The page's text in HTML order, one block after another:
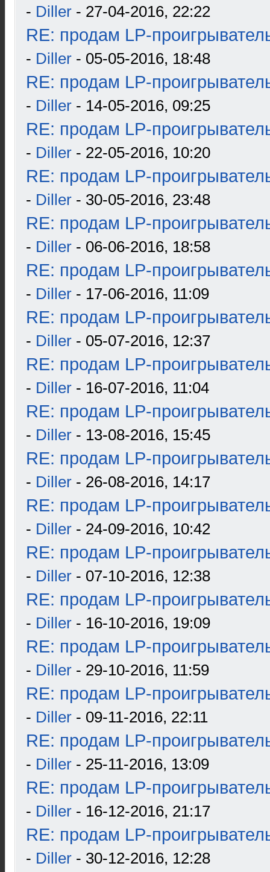
- Diller - 27-04-2016, 22:22
RE: продам LP-
- Diller - 05-05-2016, 18:48
RE: продам LP-
- Diller - 14-05-2016, 09:25
RE: продам LP-
- Diller - 22-05-2016, 10:20
RE: продам LP-
- Diller - 30-05-2016, 23:48
RE: продам LP-
- Diller - 06-06-2016, 18:58
RE: продам LP-
- Diller - 17-06-2016, 11:09
RE: продам LP-
- Diller - 05-07-2016, 12:37
RE: продам LP-
- Diller - 16-07-2016, 11:04
RE: продам LP-
- Diller - 13-08-2016, 15:45
RE: продам LP-
- Diller - 26-08-2016, 14:17
RE: продам LP-
- Diller - 24-09-2016, 10:42
RE: продам LP-
- Diller - 07-10-2016, 12:38
RE: продам LP-
- Diller - 16-10-2016, 19:09
RE: продам LP-
- Diller - 29-10-2016, 11:59
RE: продам LP-
- Diller - 09-11-2016, 22:11
RE: продам LP-
- Diller - 25-11-2016, 13:09
RE: продам LP-
- Diller - 16-12-2016, 21:17
RE: продам LP-
- Diller - 30-12-2016, 12:28